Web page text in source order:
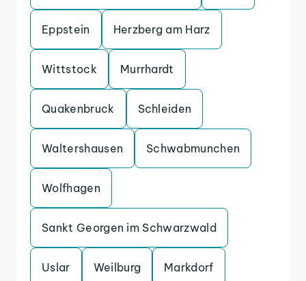
Eppstein Herzberg am Harz
Wittstock Murrhardt
Quakenbruck Schleiden
Waltershausen Schwabmunchen
Wolfhagen
Sankt Georgen im Schwarzwald
Uslar Weilburg Markdorf